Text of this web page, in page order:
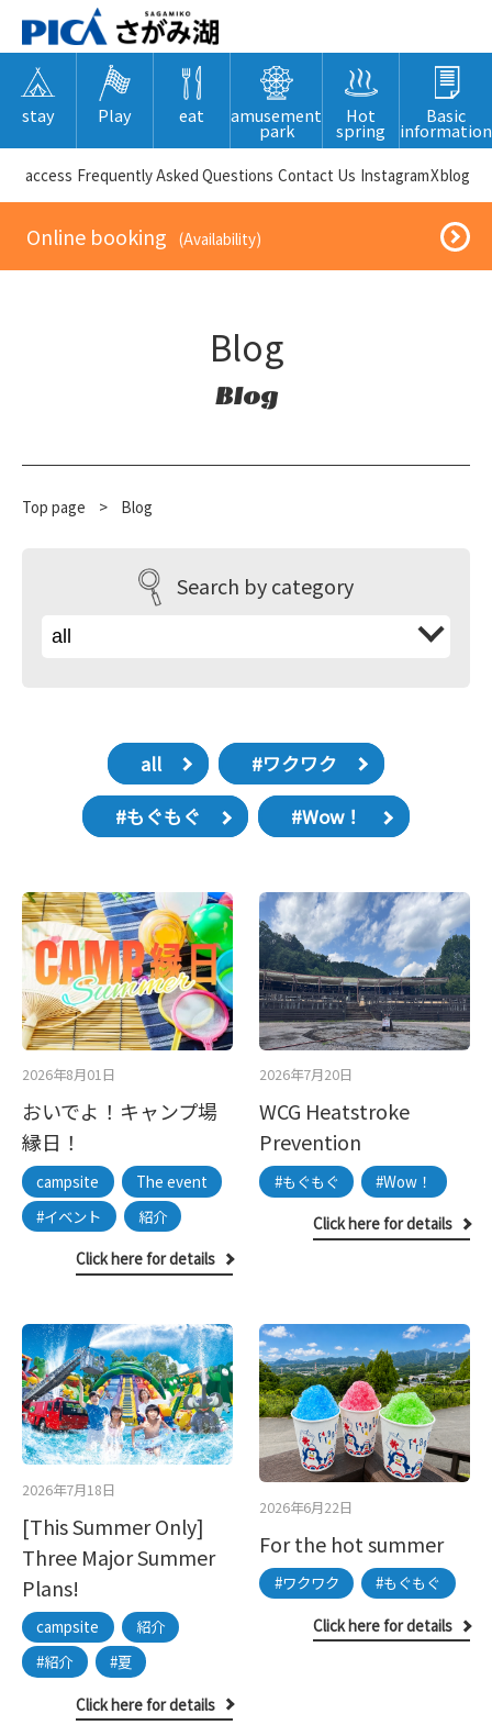
stay Play eat amusement
park
Hot
spring
Basic
information
​ ​access​ ​ Frequently Asked Questions ​ ​Contact Us​ ​ InstagramXblog
​ ​Online booking​ ​ ​ ​(Availability)​ ​
Blog
Blog
Top page > Blog
Search by category
all #ワクワク
#もぐもぐ #Wow！
2026年8月01日
おいでよ！キャンプ場
縁日！
campsite
The event
#イベント
紹介
Click here for details
2026年7月20日
WCG Heatstroke
Prevention
#もぐもぐ
#Wow！
Click here for details
2026年7月18日
[This Summer Only]
Three Major Summer
Plans!
campsite
紹介
#紹介
#夏
Click here for details
2026年6月22日
For the hot summer
#ワクワク
#もぐもぐ
Click here for details